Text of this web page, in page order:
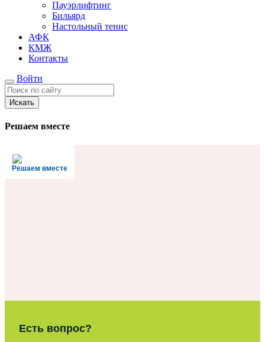
Пауэрлифтинг
Бильярд
Настольный тенис
АФК
КМЖ
Контакты
Войти
Искать
Решаем вместе
Решаем вместе
Есть вопрос?